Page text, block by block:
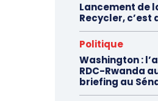
Lancement de
Recycler, c’est
Politique
Washington :
RDC-Rwanda
briefing au